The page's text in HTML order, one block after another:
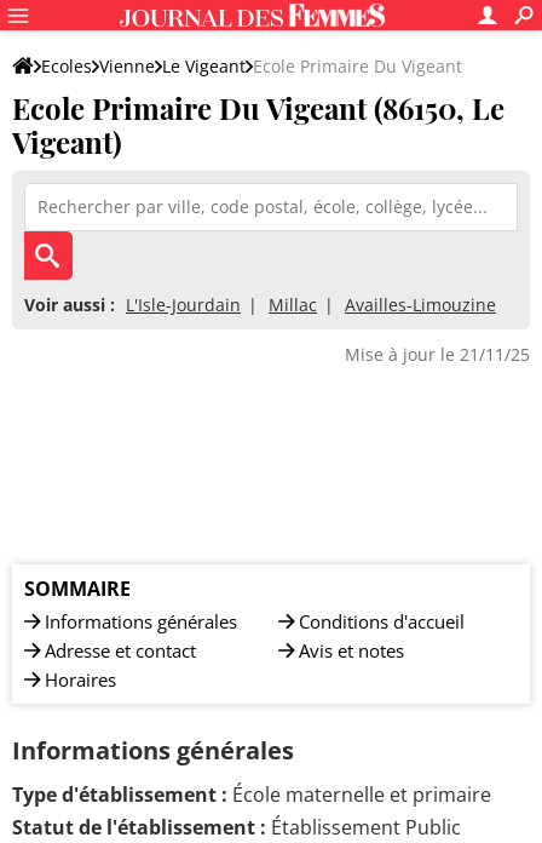
Ecoles Vienne Le Vigeant Ecole Primaire Du Vigeant
Ecole Primaire Du Vigeant (86150, Le
Vigeant)
Voir aussi : L'Isle-Jourdain Millac Availles-Limouzine
Mise à jour le 21/11/25
SOMMAIRE
Informations générales
Adresse et contact
Horaires
Conditions d'accueil
Avis et notes
Informations générales
Type d'établissement : École maternelle et primaire
Statut de l'établissement : Établissement Public